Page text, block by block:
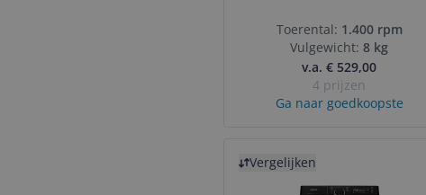
Toerental: 1.400 rpm
Vulgewicht: 8 kg
v.a. € 529,00
4 prijzen
Ga naar goedkoopste
Vergelijken